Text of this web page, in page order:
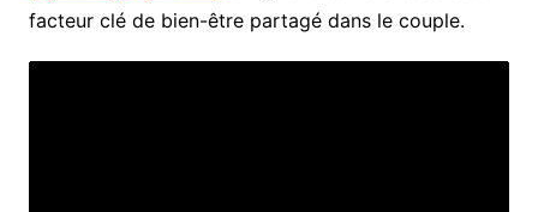
facteur clé de bien-être partagé dans le couple.